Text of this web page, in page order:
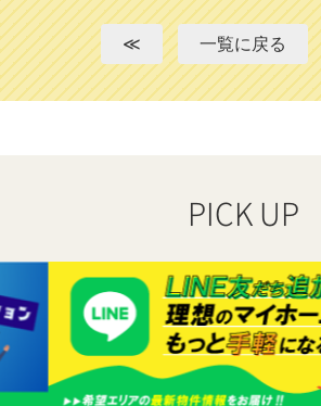
≪ 一覧に戻る
PICK UP